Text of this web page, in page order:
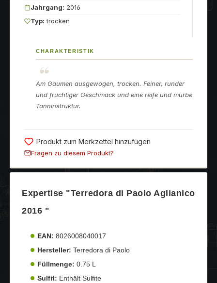
Jahrgang: 2016
Typ: trocken
CHARAKTERISTIK
Am Gaumen ausgewogen, trocken. Feiner, runder
und fruchtiger Geschmack und eine reife und mürbe
Tanninstruktur.
Produkt zum Merkzettel hinzufügen
Fragen zu diesem Produkt?
Expertise "Terredora di Paolo Aglianico
2016 "
EAN: 8026008040017
Hersteller: Terredora di Paolo
Füllmenge: 0.75 L
Sulfit: Enthält Sulfite